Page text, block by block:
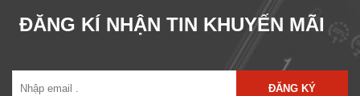
ĐĂNG KÍ NHẬN TIN KHUYẾN MÃI
ĐĂNG KÝ